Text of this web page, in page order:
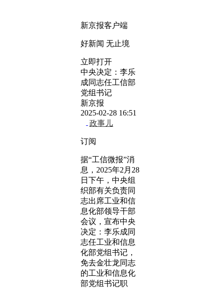
新京报客户端
好新闻 无止境
立即打开
中央决定：李乐
成同志任工信部
党组书记
新京报
2025-02-28 16:51
政事儿
订阅
据“工信微报”消
息，2025年2月28
日下午，中央组
织部有关负责同
志出席工业和信
息化部领导干部
会议，宣布中央
决定：李乐成同
志任工业和信息
化部党组书记，
免去金壮龙同志
的工业和信息化
部党组书记职